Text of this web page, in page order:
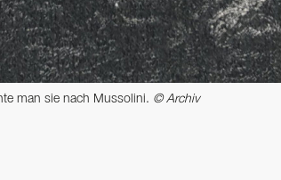
man sie nach Mussolini. © Archiv